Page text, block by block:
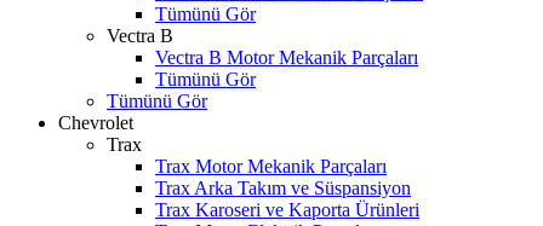
Tümünü Gör
Vectra B
Vectra B Motor Mekanik Parçaları
Tümünü Gör
Tümünü Gör
Chevrolet
Trax
Trax Motor Mekanik Parçaları
Trax Arka Takım ve Süspansiyon
Trax Karoseri ve Kaporta Ürünleri